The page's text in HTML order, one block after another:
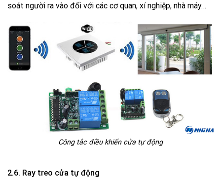
soát người ra vào đối với các cơ quan, xí nghiệp, nhà máy…
Công tắc điều khiển cửa tự động
2.6. Ray treo cửa tự động